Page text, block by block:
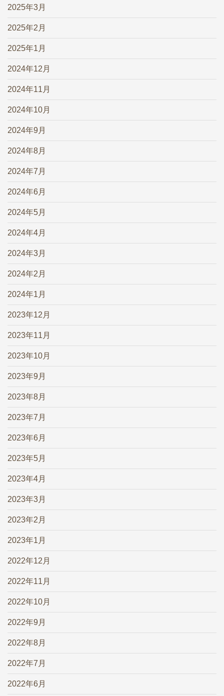
2025年3月
2025年2月
2025年1月
2024年12月
2024年11月
2024年10月
2024年9月
2024年8月
2024年7月
2024年6月
2024年5月
2024年4月
2024年3月
2024年2月
2024年1月
2023年12月
2023年11月
2023年10月
2023年9月
2023年8月
2023年7月
2023年6月
2023年5月
2023年4月
2023年3月
2023年2月
2023年1月
2022年12月
2022年11月
2022年10月
2022年9月
2022年8月
2022年7月
2022年6月